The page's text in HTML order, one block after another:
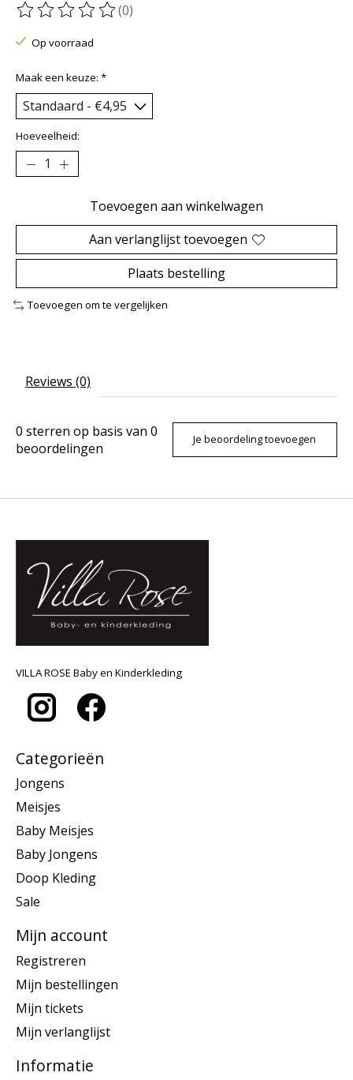
De beoordeling van dit product is
(0)
Op voorraad
Maak een keuze: *
Hoeveelheid:
Toevoegen aan winkelwagen
Aan verlanglijst toevoegen
Plaats bestelling
Toevoegen om te vergelijken
Reviews (0)
0 sterren op basis van 0
beoordelingen
Je beoordeling toevoegen
VILLA ROSE Baby en Kinderkleding
Categorieën
Jongens
Meisjes
Baby Meisjes
Baby Jongens
Doop Kleding
Sale
Mijn account
Registreren
Mijn bestellingen
Mijn tickets
Mijn verlanglijst
Informatie